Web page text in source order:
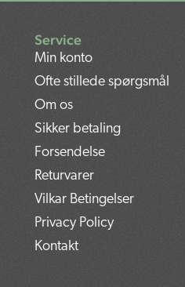
Service
Min konto
Ofte stillede spørgsmål
Om os
Sikker betaling
Forsendelse
Returvarer
Vilkar Betingelser
Privacy Policy
Kontakt